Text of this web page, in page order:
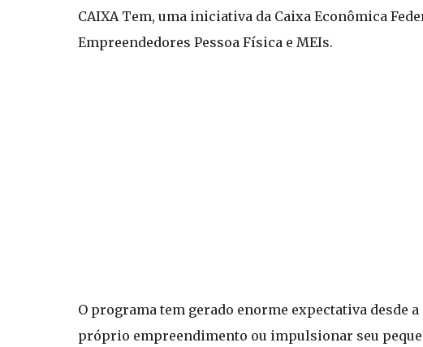
CAIXA Tem, uma iniciativa da Caixa Econômica
Empreendedores Pessoa Física e MEIs.
O programa tem gerado enorme expectativa desde
próprio empreendimento ou impulsionar seu